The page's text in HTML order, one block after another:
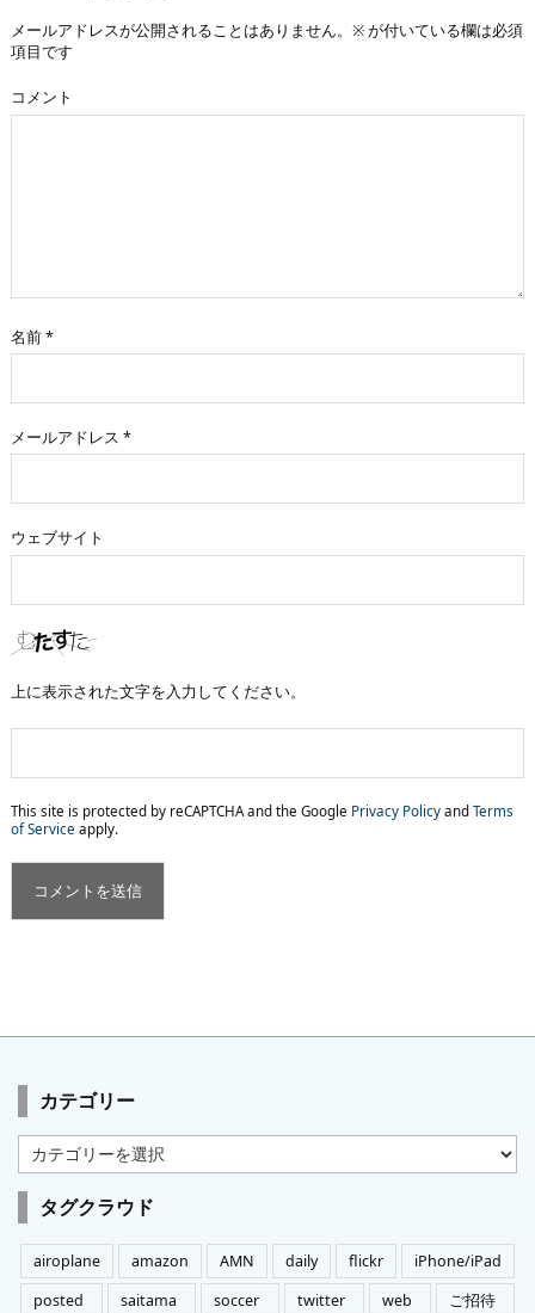
メールアドレスが公開されることはありません。 ※が付いている欄は必須
項目です
コメント
名前*
メールアドレス *
ウェブサイト
上に表示された文字を入力してください。
This site is protected by reCAPTCHA and the Google Privacy Policy and Terms
of Service apply.
カテゴリー
カ
テ
ゴ
リ
ー
タグクラウド
airoplane amazon AMN daily flickr
iPhone/iPad
posted
saitama soccer twitter web
ご招待